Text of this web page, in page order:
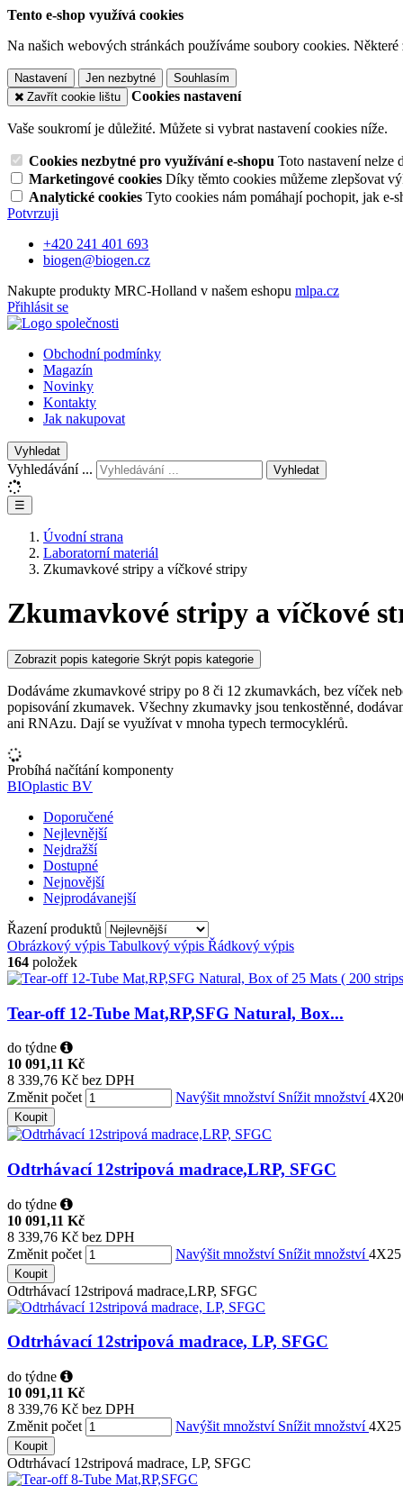
Tento e-shop využívá cookies
Na našich webových stránkách používáme soubory cookies.
Nastavení Jen nezbytné
Souhlasím
Zavřít cookie lištu
Cookies nastavení
Vaše soukromí je důležité. Můžete si vybrat nastavení cookies níže.
Cookies nezbytné pro využívání e-shopu Toto nastavení nelze
Marketingové cookies Díky těmto cookies můžeme zlepšovat
Analytické cookies Tyto cookies nám pomáhají pochopit, jak e-
Potvrzuji
+420 241 401 693
biogen@biogen.cz
Nakupte produkty MRC-Holland v našem eshopu mlpa.cz
Přihlásit se
Obchodní podmínky
Magazín
Novinky
Kontakty
Jak nakupovat
Vyhledat
Vyhledávání ... Vyhledat
☰
Úvodní strana
Laboratorní materiál
Zkumavkové stripy a víčkové stripy
Zkumavkové stripy a víčkové
Zobrazit popis kategorie Skrýt popis kategorie
Dodáváme zkumavkové stripy po 8 či 12 zkumavkách, bez víček
popisování zkumavek. Všechny zkumavky jsou tenkostěnné,
ani RNAzu. Dají se využívat v mnoha typech termocyklérů.
Probíhá načítání komponenty
BIOplastic BV
Doporučené
Nejlevnější
Nejdražší
Dostupné
Nejnovější
Nejprodávanejší
Řazení produktů
Obrázkový výpis Tabulkový výpis Řádkový výpis
164 položek
Tear-off 12-Tube Mat,RP,SFG Natural, Box...
do týdne
10 091,11 Kč
8 339,76 Kč bez DPH
Změnit počet
Navýšit množství Snížit množství
Koupit
Odtrhávací 12stripová madrace,LRP, SFGC
do týdne
10 091,11 Kč
8 339,76 Kč bez DPH
Změnit počet
Navýšit množství Snížit množství4X25
Koupit
Odtrhávací 12stripová madrace,LRP, SFGC
Odtrhávací 12stripová madrace, LP, SFGC
do týdne
10 091,11 Kč
8 339,76 Kč bez DPH
Změnit počet
Navýšit množství Snížit množství4X25
Koupit
Odtrhávací 12stripová madrace, LP, SFGC